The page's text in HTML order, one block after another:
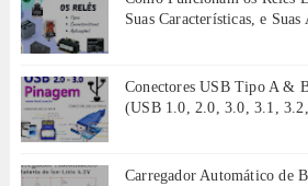
Suas Características, e Suas
Conectores USB Tipo A &
(USB 1.0, 2.0, 3.0, 3.1,
Carregador Automático de